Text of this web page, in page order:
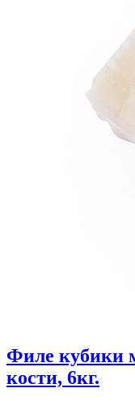
Филе кубики
кости, 6кг.